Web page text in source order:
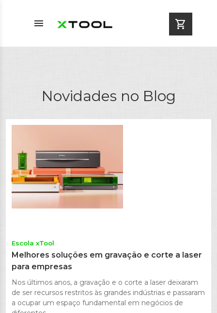
menu shopping_cart
Novidades no Blog
Escola xTool
Melhores soluções em gravação e corte a laser
para empresas
Nos últimos anos, a gravação e o corte a laser deixaram
de ser recursos restritos às grandes indústrias e passaram
a ocupar um espaço fundamental em negócios de